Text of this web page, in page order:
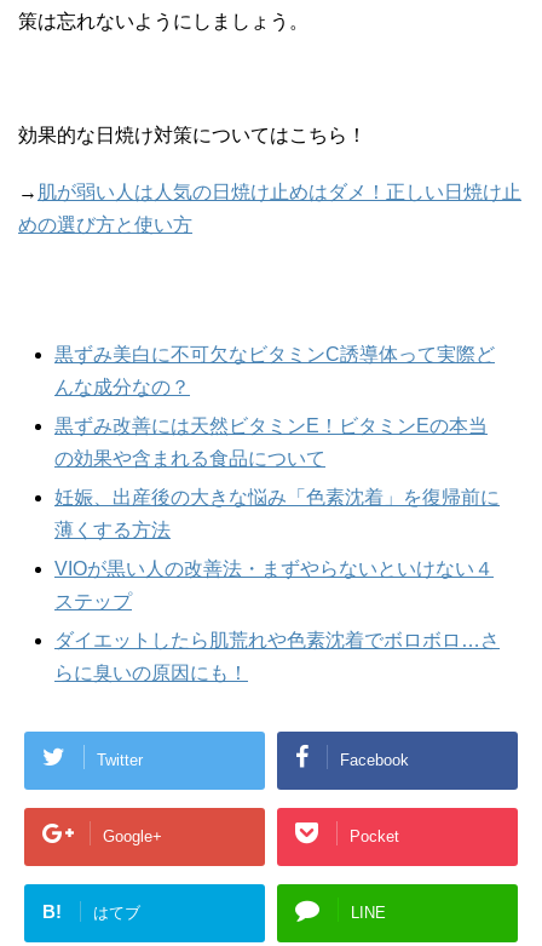
策は忘れないようにしましょう。
効果的な日焼け対策についてはこちら！
→ 肌が弱い人は人気の日焼け止めはダメ！正しい日焼け止
めの選び方と使い方
黒ずみ美白に不可欠なビタミンC誘導体って実際ど
んな成分なの？
黒ずみ改善には天然ビタミンE！ビタミンEの本当
の効果や含まれる食品について
妊娠、出産後の大きな悩み「色素沈着」を復帰前に
薄くする方法
VIOが黒い人の改善法・まずやらないといけない４
ステップ
ダイエットしたら肌荒れや色素沈着でボロボロ…さ
らに臭いの原因にも！
Twitter Facebook
Google+ Pocket
B! はてブ LINE